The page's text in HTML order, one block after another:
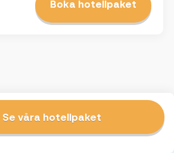
Se våra hotellpaket
Boka hotellpaket
Tillbaka till toppen